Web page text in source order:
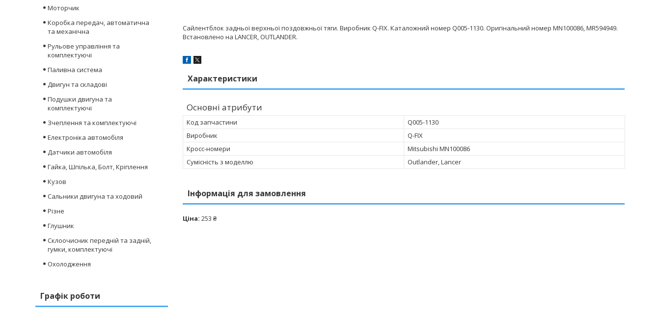
Сайлентблок задньої верхньої поздовжньої тяги. Виробник Q-FIX. Каталожний номер Q005-1130. Оригінальний номер MN100086, MR594949.
Встановлено на LANCER, OUTLANDER.
Характеристики
Основні атрибути
Код запчастини
Q005-1130
Виробник
Q-FIX
Кросс-номери
Mitsubishi MN100086
Сумісність з моделлю
Outlander, Lancer
Інформація для замовлення
Ціна: 253 ₴
Моторчик
Коробка передач, автоматична
та механічна
Рульове управління та
комплектуючі
Паливна система
Двигун та складові
Подушки двигуна та
комплектуючі
Зчеплення та комплектуючі
Електроніка автомобіля
Датчики автомобіля
Гайка, Шпілька, Болт, Кріплення
Кузов
Сальники двигуна та ходовий
Різне
Глушник
Склоочисник передній та задній,
гумки, комплектуючі
Охолодження
Графік роботи